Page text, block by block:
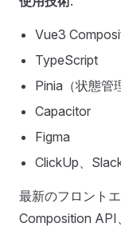
Vue3
TypeScript
Pinia（状態管
Capacitor
Figma
ClickUp、
最新のフロント
Composition API